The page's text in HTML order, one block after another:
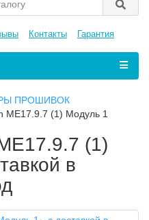
Контакты Гарантия
ПРОШИВОК
ME17.9.7 (1) Модуль 1
(1)
в